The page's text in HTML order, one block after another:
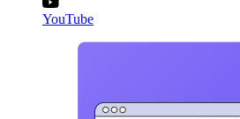
YouTube